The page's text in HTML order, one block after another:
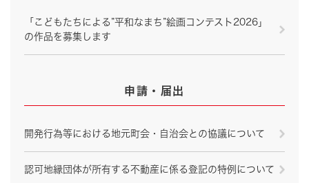
「こどもたちによる”平和なまち”絵画コンテスト2026」
の作品を募集します
申請・届出
開発行為等における地元町会・自治会との協議について
認可地縁団体が所有する不動産に係る登記の特例について